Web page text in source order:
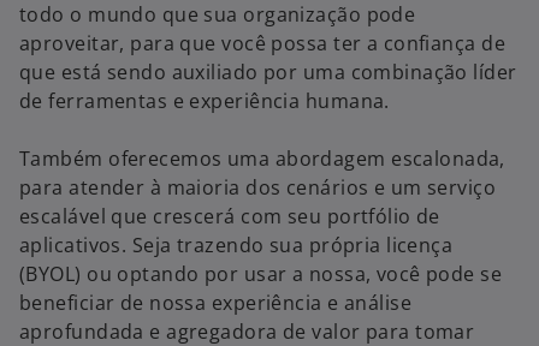
todo o mundo que sua organização pode
aproveitar, para que você possa ter a confiança de
que está sendo auxiliado por uma combinação líder
de ferramentas e experiência humana.
Também oferecemos uma abordagem escalonada,
para atender à maioria dos cenários e um serviço
escalável que crescerá com seu portfólio de
aplicativos. Seja trazendo sua própria licença
(BYOL) ou optando por usar a nossa, você pode se
beneficiar de nossa experiência e análise
aprofundada e agregadora de valor para tomar